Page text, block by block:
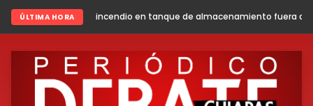
ÚLTIMA HORA
en tanque de almacenamiento fuera de operación en la Batería